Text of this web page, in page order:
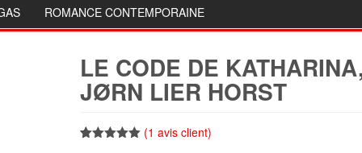
ROMANCE CONTEMPORAINE
LE CODE DE KATHARINA,
JØRN LIER HORST
(1 avis client)